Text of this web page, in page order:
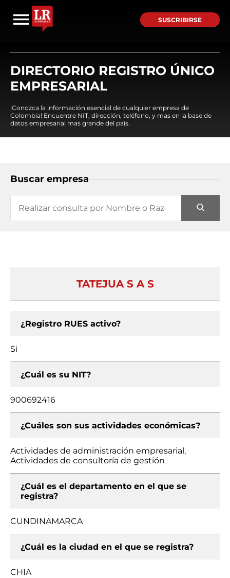
SUSCRIBIRSE
DIRECTORIO REGISTRO ÚNICO
EMPRESARIAL
¡Conozca la información esencial de cualquier empresa de
Colombia! Encuentre NIT, dirección, teléfono, y mas en la base de
datos empresarial mas grande del país.
Buscar empresa
TATEJUA S A S
¿Registro RUES activo?
Si
¿Cuál es su NIT?
900692416
¿Cuáles son sus actividades económicas?
Actividades de administración empresarial,
Actividades de consultoría de gestión
¿Cuál es el departamento en el que se
registra?
CUNDINAMARCA
¿Cuál es la ciudad en el que se registra?
CHIA